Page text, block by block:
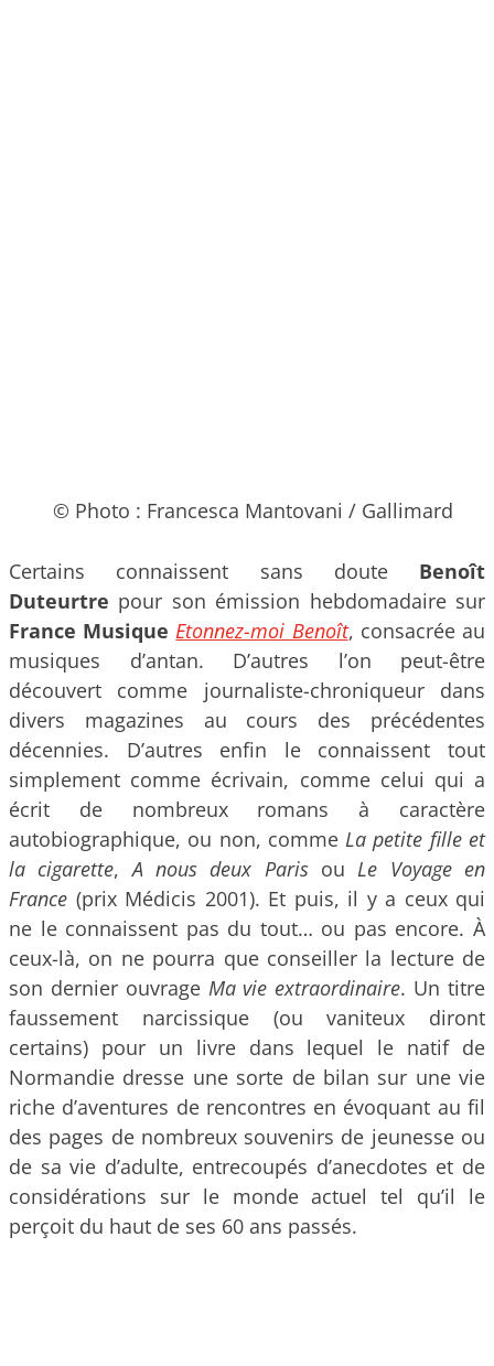
© Photo : Francesca Mantovani / Gallimard
Certains connaissent sans doute Benoît
Duteurtre pour son émission hebdomadaire sur
France Musique Etonnez-moi Benoît, consacrée au
musiques d’antan. D’autres l’on peut-être
découvert comme journaliste-chroniqueur dans
divers magazines au cours des précédentes
décennies. D’autres enfin le connaissent tout
simplement comme écrivain, comme celui qui a
écrit de nombreux romans à caractère
autobiographique, ou non, commeLa petite fille et
la cigarette,A nous deux ParisouLe Voyage en
France (prix Médicis 2001). Et puis, il y a ceux qui
ne le connaissent pas du tout… ou pas encore. À
ceux-là, on ne pourra que conseiller la lecture de
son dernier ouvrage Ma vie extraordinaire. Un titre
faussement narcissique (ou vaniteux diront
certains) pour un livre dans lequel le natif de
Normandie dresse une sorte de bilan sur une vie
riche d’aventures de rencontres en évoquant au fil
des pages de nombreux souvenirs de jeunesse ou
de sa vie d’adulte, entrecoupés d’anecdotes et de
considérations sur le monde actuel tel qu’il le
perçoit du haut de ses 60 ans passés.